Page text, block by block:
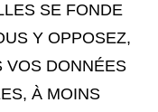
SE FONDE
Y OPPOSEZ,
VOS DONNÉES
À MOINS